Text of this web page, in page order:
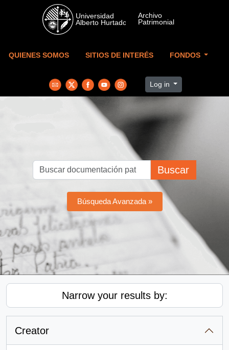
Skip to main content
QUIENES SOMOS SITIOS DE INTERÉS FONDOS
Log in
Buscar
Búsqueda Avanzada »
Narrow your results by:
Creator